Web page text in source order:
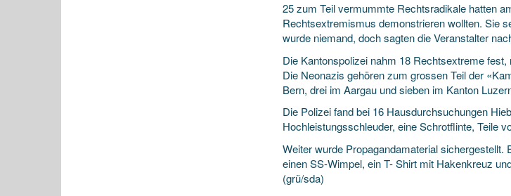
25 zum Teil vermummte Rechtsradikale hatten
Rechtsextremismus demonstrieren wollten. Sie
wurde niemand, doch sagten die Veranstalter
Die Kantonspolizei nahm 18 Rechtsextreme
Die Neonazis gehören zum grossen Teil der
Bern, drei im Aargau und sieben im Kanton
Die Polizei fand bei 16 Hausdurchsuchungen
Hochleistungsschleuder, eine Schrotflinte, Teile
Weiter wurde Propagandamaterial
einen SS-Wimpel, ein T- Shirt mit Hakenkreuz
(grü/sda)